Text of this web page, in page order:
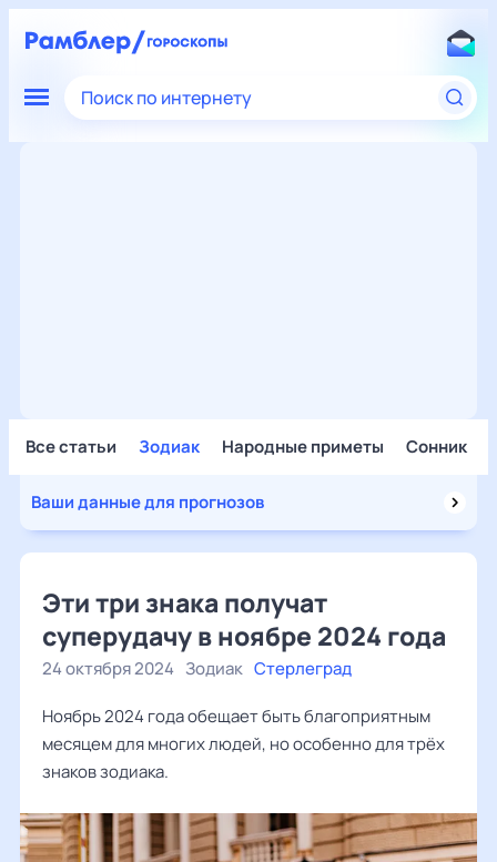
Поиск по интернету
Все статьи Зодиак Народные приметы Сонник
Ваши данные для прогнозов
Эти три знака получат
суперудачу в ноябре 2024 года
24 октября 2024 Зодиак Стерлеград
Ноябрь 2024 года обещает быть благоприятным
месяцем для многих людей, но особенно для трёх
знаков зодиака.